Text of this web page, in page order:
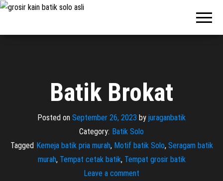
Jasa
Batik Brokat
Posted on September 26, 2023 by juraganbatik
Category: Batik Solo
Tagged Kemeja batik pria murah, Motif batik Solo, Seragam batik
murah, Tempat cetak batik, Tempat grosir batik
Leave a comment